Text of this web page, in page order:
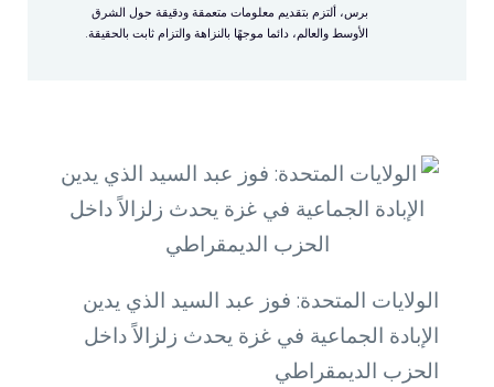
برس، ألتزم بتقديم معلومات متعمقة ودقيقة حول الشرق
الأوسط والعالم، دائما موجهًا بالنزاهة والتزام ثابت بالحقيقة.
الولايات المتحدة: فوز عبد السيد الذي يدين
الإبادة الجماعية في غزة يحدث زلزالاً داخل
الحزب الديمقراطي